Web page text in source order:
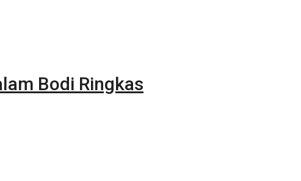
Bodi Ringkas